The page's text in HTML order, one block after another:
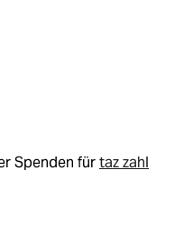
Spenden fürtaz zahl